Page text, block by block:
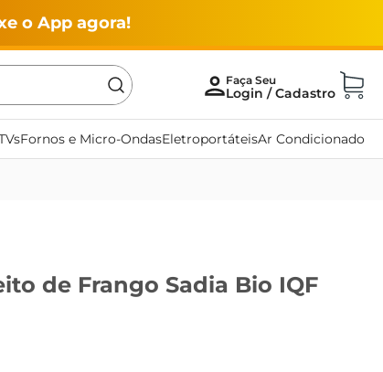
o App agora!
Fornos e Micro-OndasEletroportáteisAr Condicionado
de Frango Sadia Bio IQF